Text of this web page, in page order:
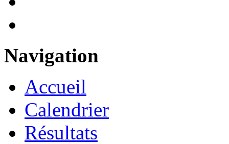
Navigation
Accueil
Calendrier
Résultats